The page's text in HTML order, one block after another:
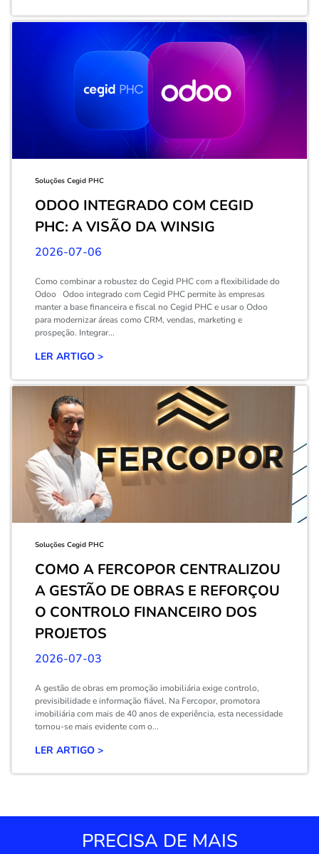
Soluções Cegid PHC
ODOO INTEGRADO COM CEGID
PHC: A VISÃO DA WINSIG
2026-07-06
Como combinar a robustez do Cegid PHC com a flexibilidade do
Odoo Odoo integrado com Cegid PHC permite às empresas
manter a base financeira e fiscal no Cegid PHC e usar o Odoo
para modernizar áreas como CRM, vendas, marketing e
prospeção. Integrar...
LER ARTIGO >
Soluções Cegid PHC
COMO A FERCOPOR CENTRALIZOU
A GESTÃO DE OBRAS E REFORÇOU
O CONTROLO FINANCEIRO DOS
PROJETOS
2026-07-03
A gestão de obras em promoção imobiliária exige controlo,
previsibilidade e informação fiável. Na Fercopor, promotora
imobiliária com mais de 40 anos de experiência, esta necessidade
tornou-se mais evidente com o...
LER ARTIGO >
PRECISA DE MAIS